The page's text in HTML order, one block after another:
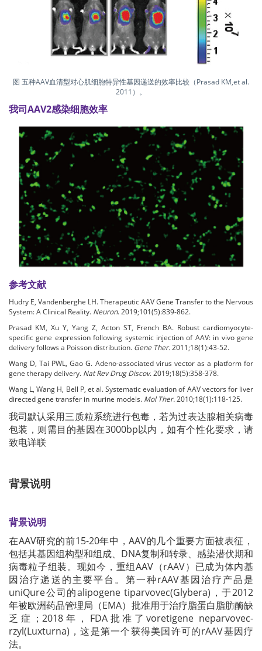
图 五种AAV血清型对心肌细胞特异性基因递送的效率比较（Prasad KM,et al.
2011）。
我司AAV2感染细胞效率
参考文献
Hudry E, Vandenberghe LH. Therapeutic AAV Gene Transfer to the Nervous
System: A Clinical Reality. Neuron. 2019;101(5):839-862.
Prasad KM, Xu Y, Yang Z, Acton ST, French BA. Robust cardiomyocyte-
specific gene expression following systemic injection of AAV: in vivo gene
delivery follows a Poisson distribution. Gene Ther.2011;18(1):43-52.
Wang D, Tai PWL, Gao G. Adeno-associated virus vector as a platform for
gene therapy delivery. Nat Rev Drug Discov. 2019;18(5):358-378.
Wang L, Wang H, Bell P, et al. Systematic evaluation of AAV vectors for liver
directed gene transfer in murine models. Mol Ther.2010;18(1):118-125.
我司默认采用三质粒系统进行包毒，若为过表达腺相关病毒
包装，则需目的基因在3000bp以内，如有个性化要求，请
致电详联
背景说明
背景说明
在AAV研究的前15-20年中，AAV的几个重要方面被表征，
包括其基因组构型和组成、DNA复制和转录、感染潜伏期和
病毒粒子组装。现如今，重组AAV（rAAV）已成为体内基
因治疗递送的主要平台。第一种rAAV基因治疗产品是
uniQure公司的alipogene tiparvovec(Glybera)，于2012
年被欧洲药品管理局（EMA）批准用于治疗脂蛋白脂肪酶缺
乏症；2018年，FDA批准了voretigene neparvovec-
rzyl(Luxturna)，这是第一个获得美国许可的rAAV基因疗
法。